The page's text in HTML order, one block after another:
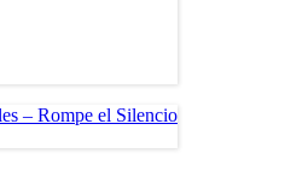
– Rompe el Silencio